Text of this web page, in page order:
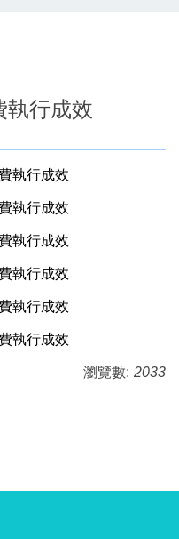
執行成效
執行成效
執行成效
執行成效
執行成效
執行成效
執行成效
瀏覽數: 2033